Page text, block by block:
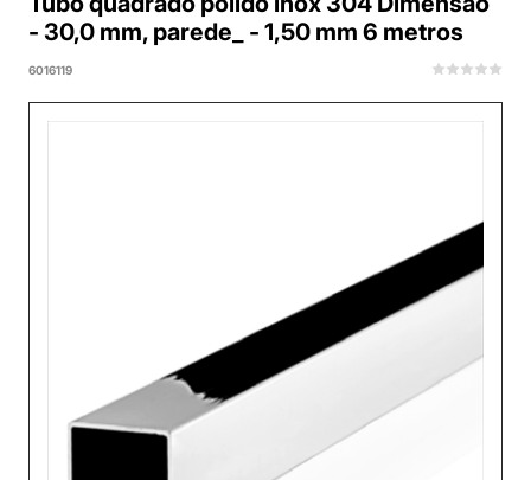
- 30,0 mm, parede_ - 1,50 mm 6 metros
6016119